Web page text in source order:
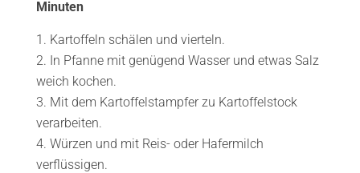
Minuten
Kartoffeln schälen und vierteln.
In Pfanne mit genügend Wasser und etwas Salz
weich kochen.
Mit dem Kartoffelstampfer zu Kartoffelstock
verarbeiten.
Würzen und mit Reis- oder Hafermilch
verflüssigen.